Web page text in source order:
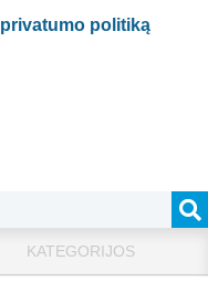
privatumo politiką.
KATEGORIJOS